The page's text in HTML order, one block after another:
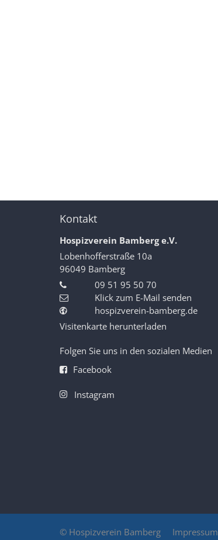
Kontakt
Hospizverein Bamberg e.V.
Lobenhofferstraße 10a
96049 Bamberg
09 51 95 50 70
Klick zum E-Mail senden
hospizverein-bamberg.de
Visitenkarte herunterladen
Folgen Sie uns in den sozialen Medien
Facebook
Instagram
© Hospizverein Bamberg Impressum